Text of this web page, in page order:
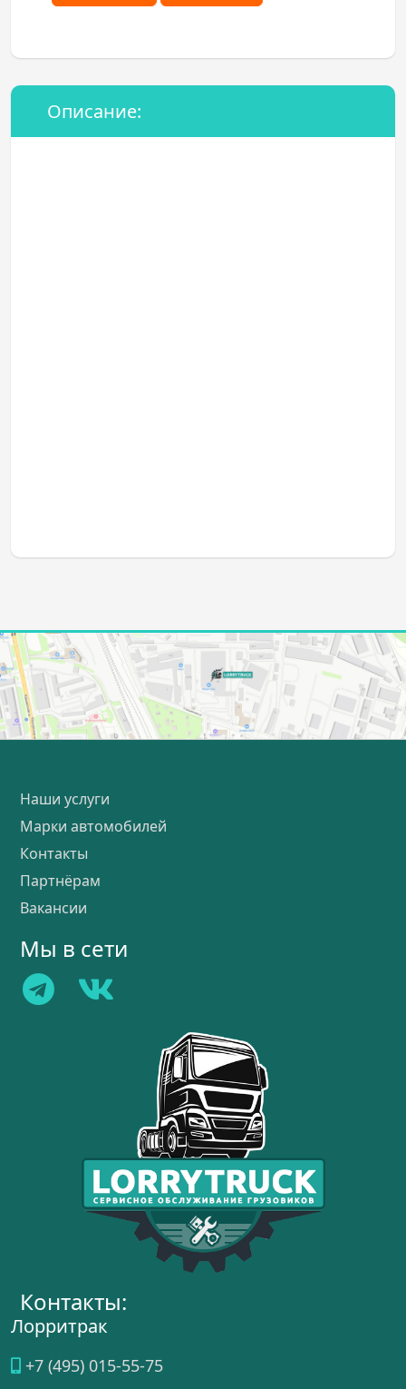
Описание:
Наши услуги
Марки автомобилей
Контакты
Партнёрам
Вакансии
Мы в сети
Контакты:
Лорритрак
+7 (495) 015-55-75